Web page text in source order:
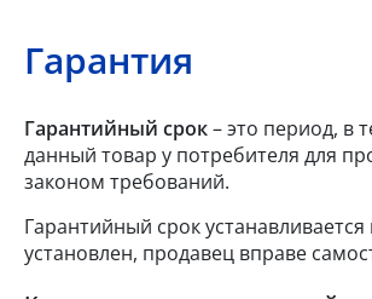
Гарантия
Гарантийный срок– это период, в
данный товар у потребителя для
законом требований.
Гарантийный срок
установлен, продавец вправе